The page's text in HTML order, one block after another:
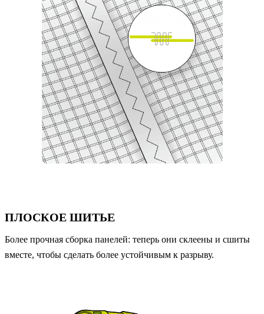
ПЛОСКОЕ ШИТЬЕ
Более прочная сборка панелей: теперь они склеены и сшиты
вместе, чтобы сделать более устойчивым к разрыву.